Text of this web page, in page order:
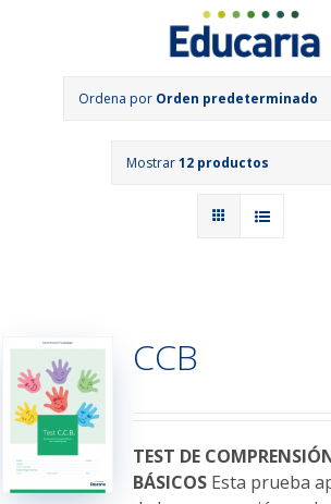
Ordena por Orden predeterminado
Mostrar12 productos
CCB
TEST DE
BÁSICOSEsta prueba